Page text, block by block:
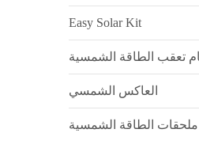
Easy Solar Kit
تعقب الطاقة الشمسية
العاكس الشمسي
ملحقات الطاقة الشمسية